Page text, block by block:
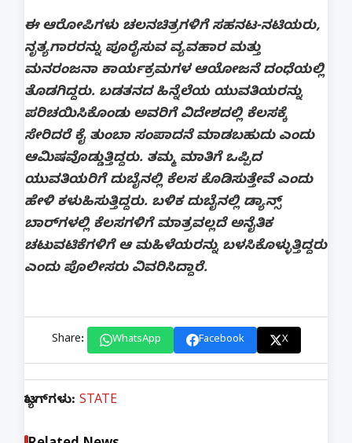
ಈ ಆರೋಪಿಗಳು ಚಲನಚಿತ್ರಗಳಿಗೆ ಸಹನಟ-ನಟಿಯರು,
ನೃತ್ಯಗಾರರನ್ನು ಪೂರೈಸುವ ವ್ಯವಹಾರ ಮತ್ತು
ಮನರಂಜನಾ ಕಾರ್ಯಕ್ರಮಗಳ ಆಯೋಜನೆ ದಂಧೆಯಲ್ಲಿ
ತೊಡಗಿದ್ದರು. ಬಡತನದ ಹಿನ್ನೆಲೆಯ ಯುವತಿಯರನ್ನು
ಪರಿಚಯಿಸಿಕೊಂಡು ಅವರಿಗೆ ವಿದೇಶದಲ್ಲಿ ಕೆಲಸಕ್ಕೆ
ಸೇರಿದರೆ ಕೈ ತುಂಬಾ ಸಂಪಾದನೆ ಮಾಡಬಹುದು ಎಂದು
ಆಮಿಷವೊಡ್ಡುತ್ತಿದ್ದರು. ತಮ್ಮ ಮಾತಿಗೆ ಒಪ್ಪಿದ
ಯುವತಿಯರಿಗೆ ದುಬೈನಲ್ಲಿ ಕೆಲಸ ಕೊಡಿಸುತ್ತೇವೆ ಎಂದು
ಹೇಳಿ ಕಳುಹಿಸುತ್ತಿದ್ದರು. ಬಳಿಕ ದುಬೈನಲ್ಲಿ ಡ್ಯಾನ್ಸ್‌
ಬಾರ್‌ಗಳಲ್ಲಿ ಕೆಲಸಗಳಿಗೆ ಮಾತ್ರವಲ್ಲದೆ ಅನೈತಿಕ
ಚಟುವಟಿಕೆಗಳಿಗೆ ಆ ಮಹಿಳೆಯರನ್ನು ಬಳಸಿಕೊಳ್ಳುತ್ತಿದ್ದರು
ಎಂದು ಪೊಲೀಸರು ವಿವರಿಸಿದ್ದಾರೆ.
Share: WhatsApp Facebook X
ಟ್ಯಾಗ್‌ಗಳು: STATE